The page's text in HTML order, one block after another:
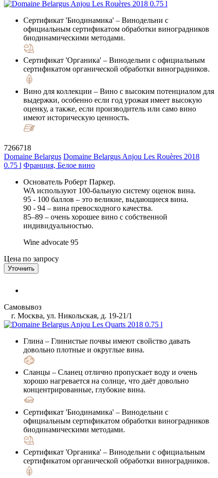
Сертификат 'Биодинамика' – Винодельни с
официальным сертификатом обработки виноградников
биодинамическими методами.
Сертификат 'Органика' – Винодельни с официальным
сертификатом органической обработки виноградников.
Вино для коллекции – Вино с высоким потенциалом для
выдержки, особенно если год урожая имеет высокую
оценку, а также, если производитель или само вино
имеют историческую ценность.
7266718
Domaine Belargus Domaine Belargus Anjou Les Rouères 2018
0.75 l Франция, Белое вино
Основатель Роберт Паркер.
WA используют 100-бальную систему оценок вина.
95 - 100 баллов – это великие, выдающиеся вина.
90 - 94 – вина превосходного качества.
85–89 – очень хорошее вино с собственной
индивидуальностью.
Wine advocate 95
Цена по запросу
Уточнить
Самовывоз
г. Москва, ул. Никольская, д. 19-21/1
Глина – Глинистые почвы имеют свойство давать
довольно плотные и округлые вина.
Сланцы – Сланец отлично пропускает воду и очень
хорошо нагревается на солнце, что даёт довольно
концентрированные, глубокие вина.
Сертификат 'Биодинамика' – Винодельни с
официальным сертификатом обработки виноградников
биодинамическими методами.
Сертификат 'Органика' – Винодельни с официальным
сертификатом органической обработки виноградников.